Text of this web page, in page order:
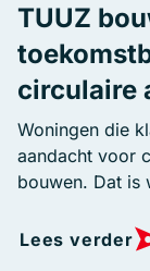
TUUZ
circulaire
Woningen die
aandacht voor
bouwen. Dat is
Lees verder